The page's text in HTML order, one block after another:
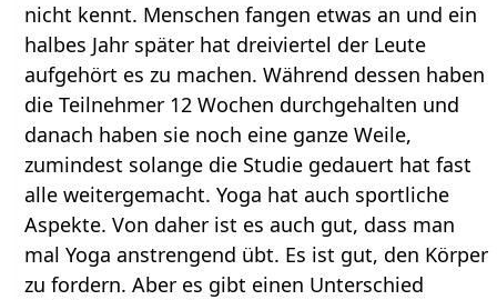
nicht kennt. Menschen fangen etwas an und ein
halbes Jahr später hat dreiviertel der Leute
aufgehört es zu machen. Während dessen haben
die Teilnehmer 12 Wochen durchgehalten und
danach haben sie noch eine ganze Weile,
zumindest solange die Studie gedauert hat fast
alle weitergemacht. Yoga hat auch sportliche
Aspekte. Von daher ist es auch gut, dass man
mal Yoga anstrengend übt. Es ist gut, den Körper
zu fordern. Aber es gibt einen Unterschied